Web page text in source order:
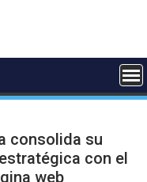
consolida su
con el
web